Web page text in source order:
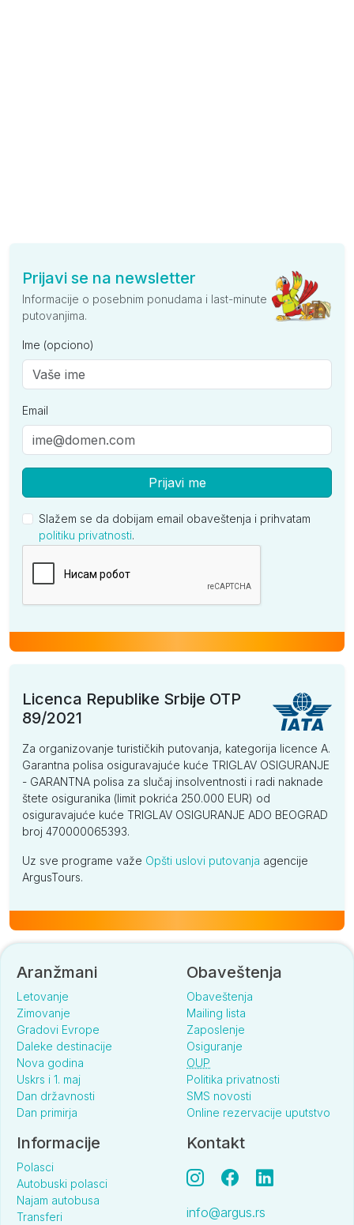
Prijavi se na newsletter
Informacije o posebnim ponudama i last-minute
putovanjima.
Ime (opciono)
Email
Prijavi me
Slažem se da dobijam email obaveštenja i prihvatam
politiku privatnosti.
Licenca Republike Srbije OTP
89/2021
Za organizovanje turističkih putovanja, kategorija licence A.
Garantna polisa osiguravajuće kuće TRIGLAV OSIGURANJE
- GARANTNA polisa za slučaj insolventnosti i radi naknade
štete osiguranika (limit pokrića 250.000 EUR) od
osiguravajuće kuće TRIGLAV OSIGURANJE ADO BEOGRAD
broj 470000065393.
Uz sve programe važe Opšti uslovi putovanja agencije
ArgusTours.
Aranžmani
Letovanje
Zimovanje
Gradovi Evrope
Daleke destinacije
Nova godina
Uskrs i 1. maj
Dan državnosti
Dan primirja
Obaveštenja
Obaveštenja
Mailing lista
Zaposlenje
Osiguranje
OUP
Politika privatnosti
SMS novosti
Online rezervacije uputstvo
Informacije
Polasci
Autobuski polasci
Najam autobusa
Transferi
Kontakt
info@argus.rs